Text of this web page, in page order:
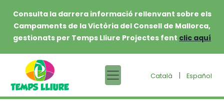
Consulta la darrera informació rellenvant sobre els
Campaments de la Victòria del Consell de Mallorca,
gestionats per Temps Lliure Projectes fent clic aquí
Català | Español